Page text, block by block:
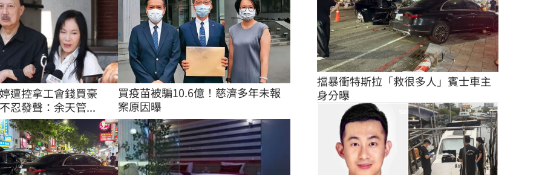
遭控拿工會錢買豪
忍發聲：余天管...
買疫苗被騙10.6億！慈濟多年未報
案原因曝
擋暴衝特斯拉「救很多人」賓士車主
身分曝